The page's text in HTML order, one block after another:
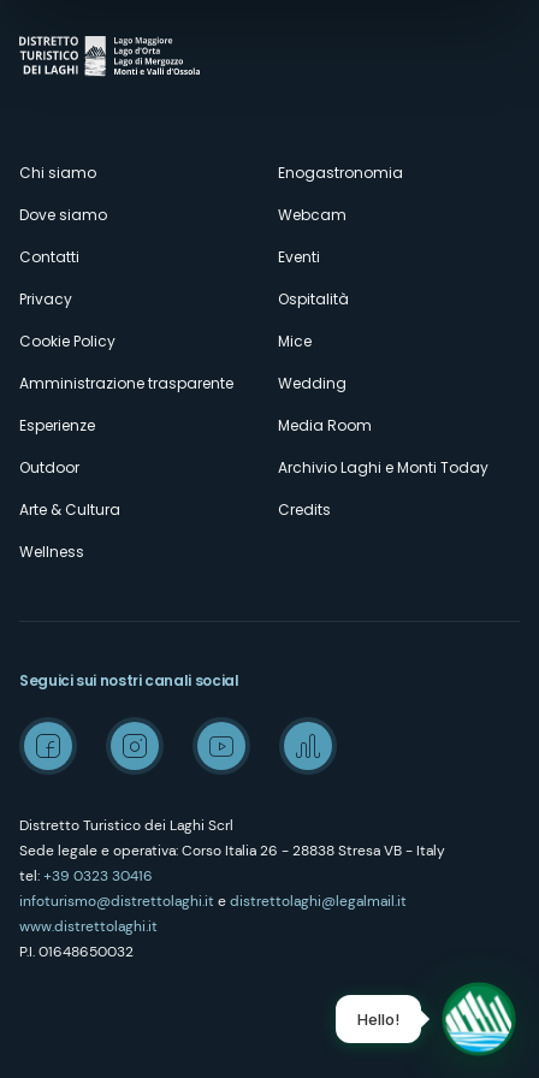
Menù
secondario
Chi siamo
Dove siamo
Contatti
Privacy
Cookie Policy
Amministrazione trasparente
Esperienze
Outdoor
Arte & Cultura
Wellness
Enogastronomia
Webcam
Eventi
Ospitalità
Mice
Wedding
Media Room
Archivio Laghi e Monti Today
Credits
Distretto Turistico dei Laghi Scrl
Sede legale e operativa: Corso Italia 26 - 28838 Stresa VB - Italy
tel:+39 0323 30416
infoturismo@distrettolaghi.itedistrettolaghi@legalmail.it
www.distrettolaghi.it
P.I. 01648650032
Seguici sui nostri canali social